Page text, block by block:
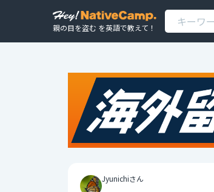
親の目を盗む を英語で教えて！
Jyunichiさん